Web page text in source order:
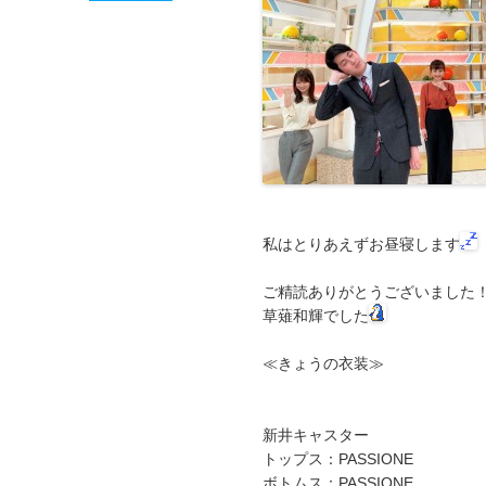
私はとりあえずお昼寝します
ご精読ありがとうございました
草薙和輝でした
≪きょうの衣装≫
新井キャスター
トップス：PASSIONE